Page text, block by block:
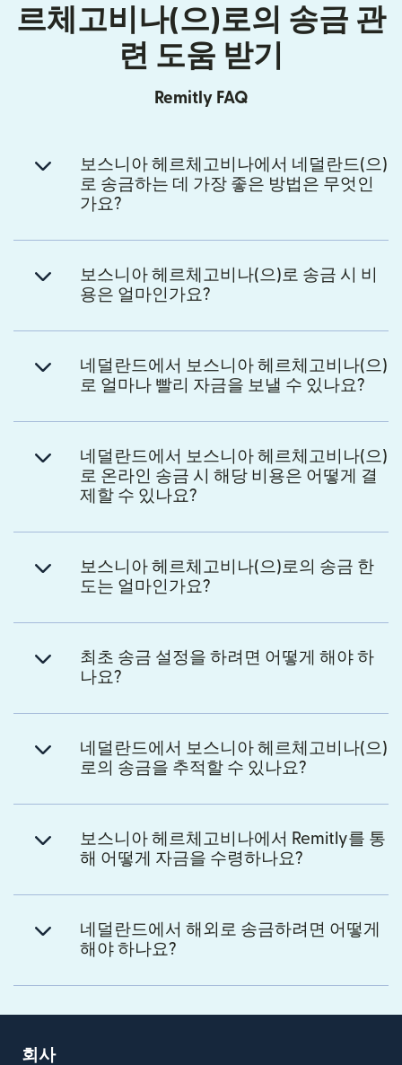
르체고비나(으)로의 송금 관
련 도움 받기
Remitly FAQ
보스니아 헤르체고비나에서 네덜란드(으)
로 송금하는 데 가장 좋은 방법은 무엇인
가요?
보스니아 헤르체고비나(으)로 송금 시 비
용은 얼마인가요?
네덜란드에서 보스니아 헤르체고비나(으)
로 얼마나 빨리 자금을 보낼 수 있나요?
네덜란드에서 보스니아 헤르체고비나(으)
로 온라인 송금 시 해당 비용은 어떻게 결
제할 수 있나요?
보스니아 헤르체고비나(으)로의 송금 한
도는 얼마인가요?
최초 송금 설정을 하려면 어떻게 해야 하
나요?
네덜란드에서 보스니아 헤르체고비나(으)
로의 송금을 추적할 수 있나요?
보스니아 헤르체고비나에서 Remitly를 통
해 어떻게 자금을 수령하나요?
네덜란드에서 해외로 송금하려면 어떻게
해야 하나요?
회사